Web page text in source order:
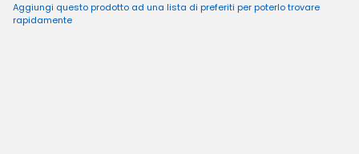
Aggiungi questo prodotto ad una lista di preferiti per poterlo trovare
rapidamente